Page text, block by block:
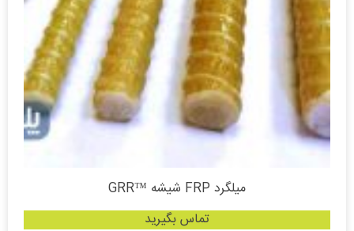
میلگرد FRP شیشه ™GRR
تماس بگیرید